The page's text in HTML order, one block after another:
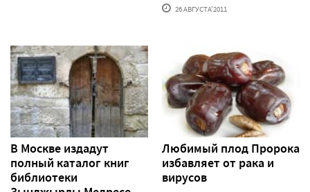
26 АВГУСТА'2011
В Москве издадут
полный каталог книг
библиотеки
Любимый плод Пророка
избавляет от рака и
вирусов